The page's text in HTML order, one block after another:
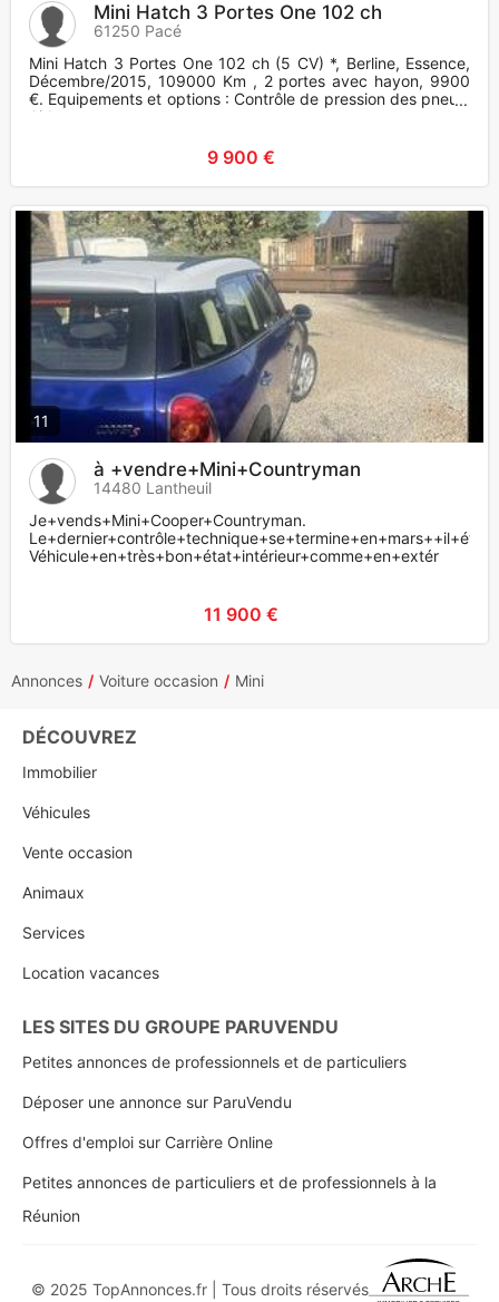
Mini Hatch 3 Portes One 102 ch
61250 Pacé
Mini Hatch 3 Portes One 102 ch (5 CV) *, Berline, Essence,
Décembre/2015, 109000 Km , 2 portes avec hayon, 9900
€. Equipements et options : Contrôle de pression des pneus,
Airbag
9 900 €
11
à +vendre+Mini+Countryman
14480 Lantheuil
Je+vends+Mini+Cooper+Countryman.
Véhicule+en+très+bon+état+intérieur+comme+en+extér
11 900 €
Annonces Voiture occasion Mini
DÉCOUVREZ
Immobilier
Véhicules
Vente occasion
Animaux
Services
Location vacances
LES SITES DU GROUPE PARUVENDU
Petites annonces de professionnels et de particuliers
Déposer une annonce sur ParuVendu
Offres d'emploi sur Carrière Online
Petites annonces de particuliers et de professionnels à la
Réunion
© 2025 TopAnnonces.fr | Tous droits réservés